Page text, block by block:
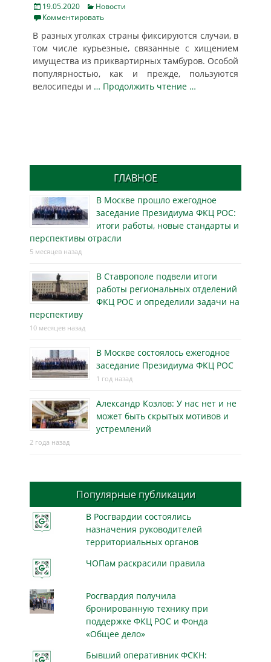
Posted
on
19.05.2020 Categories
Новости
Комментировать
В разных уголках страны фиксируются случаи, в
том числе курьезные, связанные с хищением
имущества из приквартирных тамбуров. Особой
популярностью, как и прежде, пользуются
велосипеды и … Продолжить чтение …
ГЛАВНОЕ
В Москве прошло ежегодное
заседание Президиума ФКЦ РОС:
итоги работы, новые стандарты и
перспективы отрасли
5 месяцев назад
В Ставрополе подвели итоги
работы региональных отделений
ФКЦ РОС и определили задачи на
перспективу
10 месяцев назад
В Москве состоялось ежегодное
заседание Президиума ФКЦ РОС
1 год назад
Александр Козлов: У нас нет и не
может быть скрытых мотивов и
устремлений
2 года назад
Популярные публикации
В Росгвардии состоялись
назначения руководителей
территориальных органов
ЧОПам раскрасили правила
Росгвардия получила
бронированную технику при
поддержке ФКЦ РОС и Фонда
«Общее дело»
Бывший оперативник ФСКН: